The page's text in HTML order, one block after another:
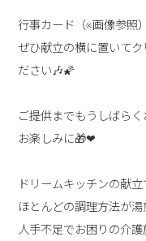
行事カード（※画像参照
ぜひ献立の横に置いてク
ださい🎶🌠
ご提供までもうしばらく
お楽しみに🎁❤
ドリームキッチンの献立
ほとんどの調理方法が
人手不足でお困りの介護